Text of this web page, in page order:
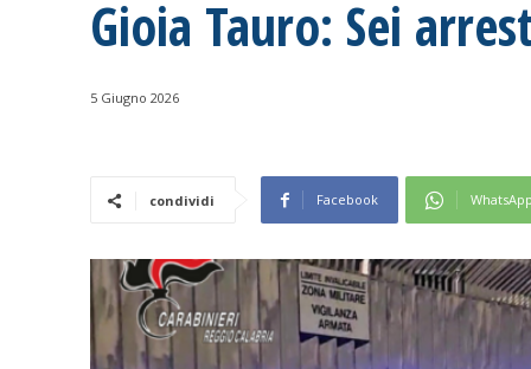
Gioia Tauro: Sei
5 Giugno 2026
condividi Facebook